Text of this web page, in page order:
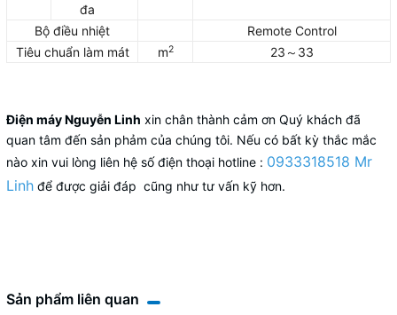
đa
Bộ điều nhiệt
Remote Control
Tiêu chuẩn làm mát
m2 23～33
Điện máy Nguyễn Linh xin chân thành cảm ơn Quý khách đã
quan tâm đến sản phảm của chúng tôi. Nếu có bất kỳ thắc mắc
nào xin vui lòng liên hệ số điện thoại hotline : 0933318518 Mr
Linh để được giải đáp cũng như tư vấn kỹ hơn.
Sản phẩm liên quan